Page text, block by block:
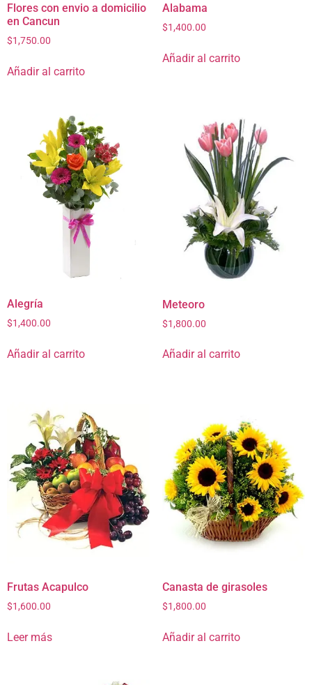
Flores con envio a domicilio
en Cancun
$1,750.00
Añadir al carrito
Alabama
$1,400.00
Añadir al carrito
Alegría
$1,400.00
Añadir al carrito
Meteoro
$1,800.00
Añadir al carrito
Frutas Acapulco
$1,600.00
Leer más
Canasta de girasoles
$1,800.00
Añadir al carrito